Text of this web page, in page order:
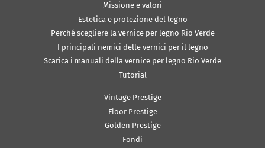
Missione e valori
Estetica e protezione del legno
Perché scegliere la vernice per legno Rio Verde
I principali nemici delle vernici per il legno
Scarica i manuali della vernice per legno Rio Verde
Tutorial
Vintage Prestige
Floor Prestige
Golden Prestige
Fondi